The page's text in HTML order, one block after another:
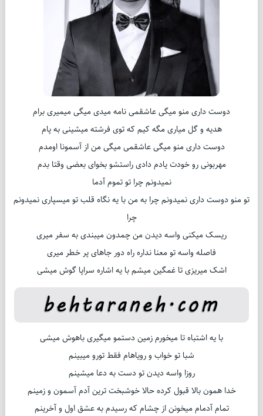
دوست داری منو میگی عاشقمی نامه میدی میگی میمیری برام
هدیه و گل میاری مگه کیم که توی فرشته میشینی به پام
دوست داری منو میگی عاشقمی میگی من از آسمونا اومدم
مهربونی رو خودت یادم دادی راستشو بخوای بعضی وقتا بدم
نمیدونم چرا تو تموم آدما
تو منو دوست داری نمیدونم چرا به من با یه نگاه قلب تو میسپاری نمیدونم
چرا
ریسک میکنی واسه دیدن من چمدون میبندی به سفر میری
فاصله واسه تو معنا نداره راه دور جاهای پر خطر میری
اشک میریزی تا غمگین میشم با یه اشاره سراپا گوش میشی
با یه اشتباه تا میخورم زمین دستمو میگیری باهوش میشی
شبا تو خواب و رویاهام فقط تورو میبینم
روزا واسه دیدن تو دست به دعا میشینم
خدا همون بالا قبول کرده حالا خوشبخت ترین آدم آسمون و زمینم
تمام آدمام میخونن از چشام که رسیدم به عشق اول و آخرینم